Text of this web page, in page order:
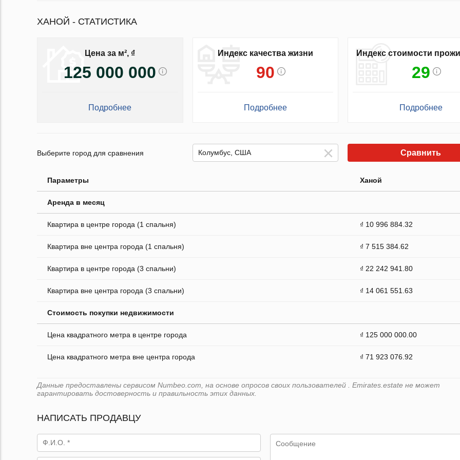
ХАНОЙ - СТАТИСТИКА
Цена за м², ₫
125 000 000
Подробнее
Индекс качества жизни
90
Подробнее
Индекс стоимости
29
Подробнее
Выберите город для сравнения Сравнить
Параметры Ханой
Аренда в месяц
Квартира в центре города (1 спальня) ₫ 10 996 884.32
Квартира вне центра города (1 спальня) ₫ 7 515 384.62
Квартира в центре города (3 спальни) ₫ 22 242 941.80
Квартира вне центра города (3 спальни) ₫ 14 061 551.63
Стоимость покупки недвижимости
Цена квадратного метра в центре города ₫ 125 000 000.00
Цена квадратного метра вне центра города ₫ 71 923 076.92
Данные предоставлены сервисом Numbeo.com, на основе опросов своих пользователей . Emirates.estate не может
гарантировать достоверность и правильность этих данных.
НАПИСАТЬ ПРОДАВЦУ